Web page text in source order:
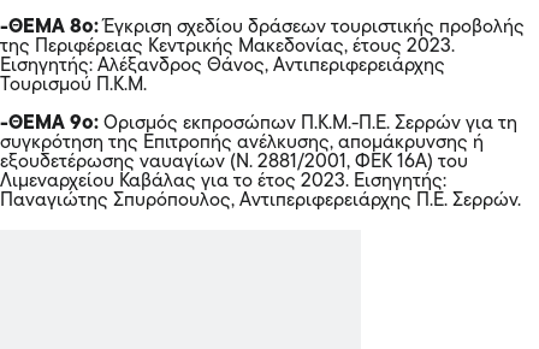
-ΘΕΜΑ 8ο:Έγκριση σχεδίου δράσεων τουριστικής προβολής
της Περιφέρειας Κεντρικής Μακεδονίας, έτους 2023.
Εισηγητής: Αλέξανδρος Θάνος, Αντιπεριφερειάρχης
Τουρισμού Π.Κ.Μ.
-ΘΕΜΑ 9ο: Ορισμός εκπροσώπων Π.Κ.Μ.-Π.Ε. Σερρών για τη
συγκρότηση της Επιτροπής ανέλκυσης, απομάκρυνσης ή
εξουδετέρωσης ναυαγίων (Ν. 2881/2001, ΦΕΚ 16Α) του
Λιμεναρχείου Καβάλας για το έτος 2023. Εισηγητής:
Παναγιώτης Σπυρόπουλος, Αντιπεριφερειάρχης Π.Ε. Σερρών.